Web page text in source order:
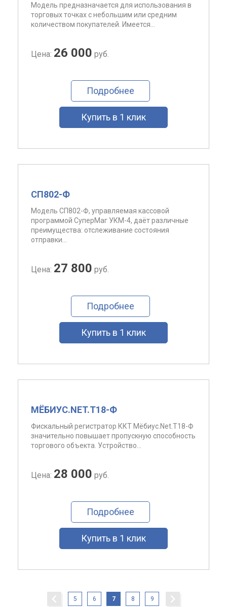
Модель предназначается для использования в
торговых точках с небольшим или средним
количеством покупателей. Имеется...
Цена: 26 000 руб.
Подробнее
Купить в 1 клик
СП802-Ф
Модель СП802-Ф, управляемая кассовой
программой СуперМаг УКМ-4, даёт различные
преимущества: отслеживание состояния
отправки...
Цена: 27 800 руб.
Подробнее
Купить в 1 клик
МЁБИУС.NET.T18-Ф
Фискальный регистратор ККТ Мёбиус.Net.T18-Ф
значительно повышает пропускную способность
торгового объекта. Устройство...
Цена: 28 000 руб.
Подробнее
Купить в 1 клик
5 6 7 8 9